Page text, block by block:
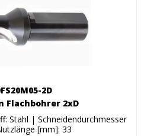
2D
Flachbohrer 2xD
Stahl | Schneidendurchmesser
[mm]: 33